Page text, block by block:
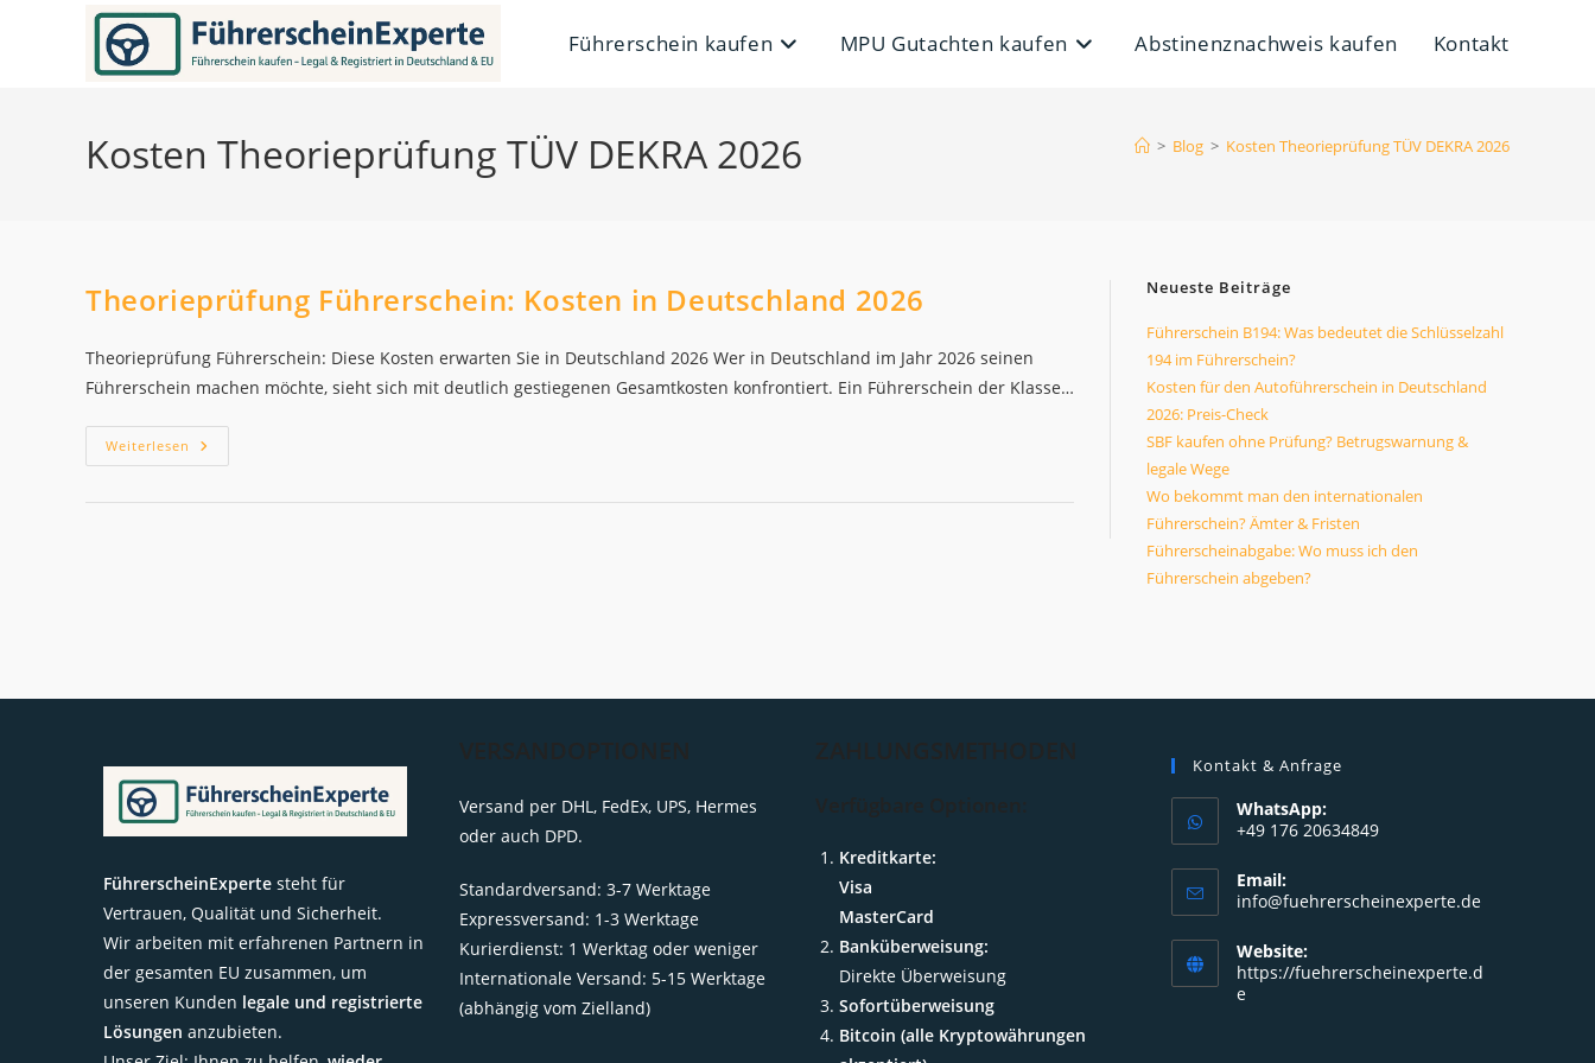
Führerschein kaufen MPU Gutachten kaufen Abstinenznachweis kaufen Kontakt
Kosten Theorieprüfung TÜV DEKRA 2026 > Blog > Kosten Theorieprüfung TÜV DEKRA 2026
Theorieprüfung Führerschein: Kosten in Deutschland 2026
Theorieprüfung Führerschein: Diese Kosten erwarten Sie in Deutschland 2026 Wer in Deutschland im Jahr 2026 seinen
Führerschein machen möchte, sieht sich mit deutlich gestiegenen Gesamtkosten konfrontiert. Ein Führerschein der Klasse…
Weiterlesen Theorieprüfung
Führerschein:
Neueste Beiträge
Führerschein B194: Was bedeutet die Schlüsselzahl
194 im Führerschein?
Kosten für den Autoführerschein in Deutschland
2026: Preis-Check
SBF kaufen ohne Prüfung? Betrugswarnung &
legale Wege
Wo bekommt man den internationalen
Führerschein? Ämter & Fristen
Führerscheinabgabe: Wo muss ich den
Führerschein abgeben?
FührerscheinExperte steht für
Vertrauen, Qualität und Sicherheit.
Wir arbeiten mit erfahrenen Partnern in
der gesamten EU zusammen, um
unseren Kunden legale und registrierte
Lösungen anzubieten.
Versand per DHL, FedEx, UPS, Hermes
oder auch DPD.
Standardversand: 3-7 Werktage
Expressversand: 1-3 Werktage
Kurierdienst: 1 Werktag oder weniger
Internationale Versand: 5-15 Werktage
(abhängig vom Zielland)
Kreditkarte:
Visa
MasterCard
Banküberweisung:
Direkte Überweisung
Sofortüberweisung
Bitcoin (alle Kryptowährungen
Kontakt & Anfrage
WhatsApp:
+49 176 20634849
in
your
application
Email:
info@fuehrerscheinexperte.deOpens
application
Website:
https://fuehrerscheinexperte.d
e